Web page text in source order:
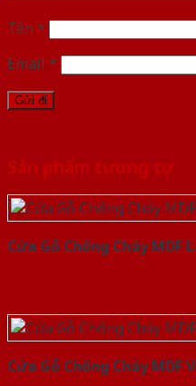
Tên *
Email *
Sản phẩm tương tự
Cửa Gỗ Chống Cháy MDF
Cửa Gỗ Chống Cháy MDF